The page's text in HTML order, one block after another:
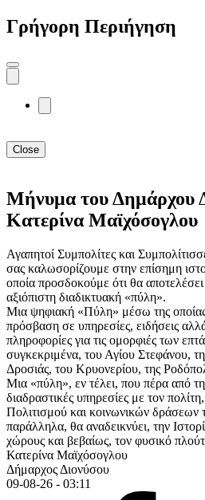
Γρήγορη Περιήγηση
Close
Μήνυμα του Δημάρχου
Κατερίνα Μαϊχόσογλου
Αγαπητοί Συμπολίτες και
σας καλωσορίζουμε στην επίσημη
οποία προσδοκούμε ότι θα
αξιόπιστη διαδικτυακή «πύλη».
Μια ψηφιακή «Πύλη» μέσω της οποίας
πρόσβαση σε υπηρεσίες, ειδήσεις
πληροφορίες για τις ομορφιές των
συγκεκριμένα, του Αγίου Στεφάνου,
Δροσιάς, του Κρυονερίου, της
Μια «πύλη», εν τέλει, που πέρα από
διαδραστικές υπηρεσίες με τον
Πολιτισμού και κοινωνικών
παράλληλα, θα αναδεικνύει, την
χώρους και βεβαίως, τον φυσικό
Κατερίνα Μαϊχόσογλου
Δήμαρχος Διονύσου
09-08-26 - 03:11